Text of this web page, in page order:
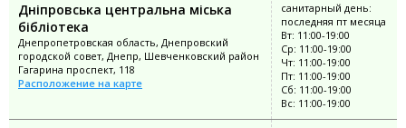
Дніпровська центральна міська
бібліотека
Днепропетровская область, Днепровский
городской совет, Днепр, Шевченковский район
Гагарина проспект, 118
Расположение на карте
санитарный день:
последняя пт месяца
Вт: 11:00-19:00
Ср: 11:00-19:00
Чт: 11:00-19:00
Пт: 11:00-19:00
Сб: 11:00-19:00
Вс: 11:00-19:00